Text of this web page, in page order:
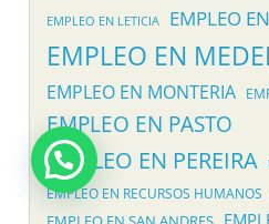
EMPLEO EN LETICIA EMPLEO
EMPLEO EN
EMPLEO EN MONTERIA
EMPLEO EN PASTO
EMPLEO EN PEREIRA
EMPLEO EN RECURSOS HUMANOS